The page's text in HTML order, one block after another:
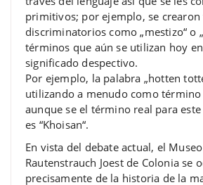
primitivos; por ejemplo, se
discriminatorios como „mestizo“ o
términos que aún se utilizan hoy
significado despectivo.
Por ejemplo, la palabra „hotten
utilizando a menudo como término
aunque se el término real para
es “Khoisan“.
En vista del debate actual, el
Rautenstrauch Joest de Colonia se
precisamente de la historia de la